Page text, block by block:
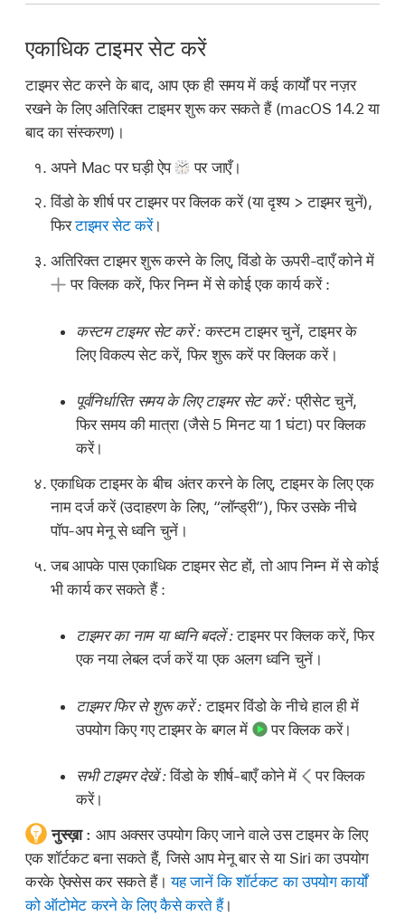
एकाधिक टाइमर सेट करें
टाइमर सेट करने के बाद, आप एक ही समय में कई कार्यों पर नज़र
रखने के लिए अतिरिक्त टाइमर शुरू कर सकते हैं (macOS 14.2 या
बाद का संस्करण)।
अपने Mac पर घड़ी ऐप
पर जाएँ।
विंडो के शीर्ष पर टाइमर पर क्लिक करें (या दृश्य > टाइमर चुनें),
फिरटाइमर सेट करें।
अतिरिक्त टाइमर शुरू करने के लिए, विंडो के ऊपरी-दाएँ कोने में
पर क्लिक करें, फिर निम्न में से कोई एक कार्य करें :
कस्टम टाइमर सेट करें : कस्टम टाइमर चुनें, टाइमर के
लिए विकल्प सेट करें, फिर शुरू करें पर क्लिक करें।
पूर्वनिर्धारित समय के लिए टाइमर सेट करें : प्रीसेट चुनें,
फिर समय की मात्रा (जैसे 5 मिनट या 1 घंटा) पर क्लिक
करें।
एकाधिक टाइमर के बीच अंतर करने के लिए, टाइमर के लिए एक
नाम दर्ज करें (उदाहरण के लिए, “लॉन्ड्री”), फिर उसके नीचे
पॉप-अप मेनू से ध्वनि चुनें।
जब आपके पास एकाधिक टाइमर सेट हों, तो आप निम्न में से कोई
भी कार्य कर सकते हैं :
टाइमर का नाम या ध्वनि बदलें :टाइमर पर क्लिक करें, फिर
एक नया लेबल दर्ज करें या एक अलग ध्वनि चुनें।
टाइमर फिर से शुरू करें : टाइमर विंडो के नीचे हाल ही में
उपयोग किए गए टाइमर के बगल में
पर क्लिक करें।
सभी टाइमर देखें :विंडो के शीर्ष-बाएँ कोने में
पर क्लिक
करें।
नुस्ख़ा : आप अक्सर उपयोग किए जाने वाले उस टाइमर के लिए
एक शॉर्टकट बना सकते हैं, जिसे आप मेनू बार से या Siri का उपयोग
करके ऐक्सेस कर सकते हैं।यह जानें कि शॉर्टकट का उपयोग कार्यों
को ऑटोमेट करने के लिए कैसे करते हैं।